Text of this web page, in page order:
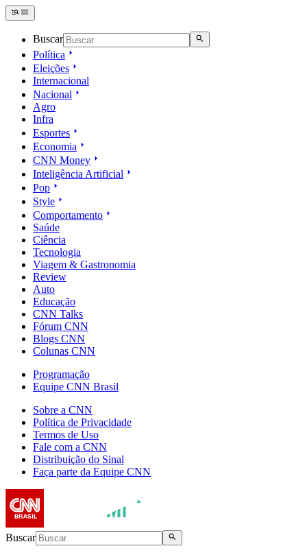
Buscar
Política
Eleições
Internacional
Nacional
Agro
Infra
Esportes
Economia
CNN Money
Inteligência Artificial
Pop
Style
Comportamento
Saúde
Ciência
Tecnologia
Viagem & Gastronomia
Review
Auto
Educação
CNN Talks
Fórum CNN
Blogs CNN
Colunas CNN
Programação
Equipe CNN Brasil
Sobre a CNN
Política de Privacidade
Termos de Uso
Fale com a CNN
Distribuição do Sinal
Faça parte da Equipe CNN
Buscar